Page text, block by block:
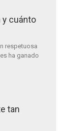
y cuánto
respetuosa
ha ganado
tan